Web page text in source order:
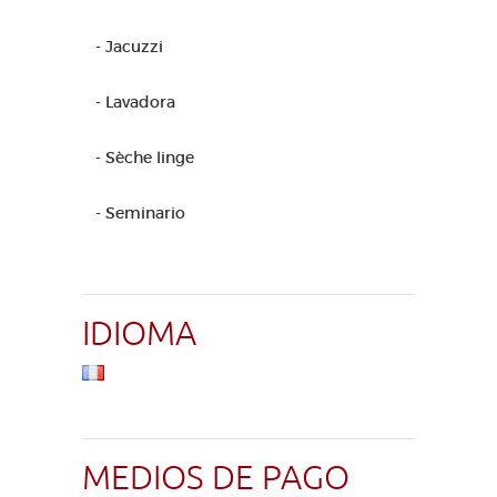
- Jacuzzi
- Lavadora
- Sèche linge
- Seminario
IDIOMA
MEDIOS DE PAGO